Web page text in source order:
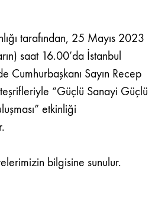
tarafından, 25 Mayıs 2023
saat 16.00’da İstanbul
Cumhurbaşkanı Sayın Recep
“Güçlü Sanayi Güçlü
etkinliği
bilgisine sunulur.